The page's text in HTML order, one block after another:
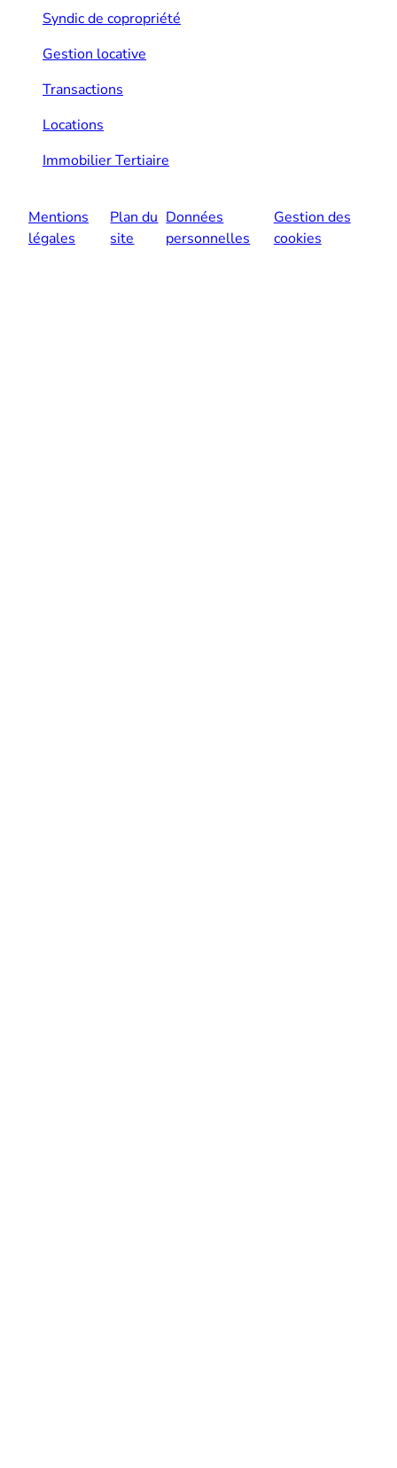
Syndic de copropriété
Gestion locative
Transactions
Locations
Immobilier Tertiaire
Mentions
légales
Plan du
site
Données
personnelles
Gestion des
cookies